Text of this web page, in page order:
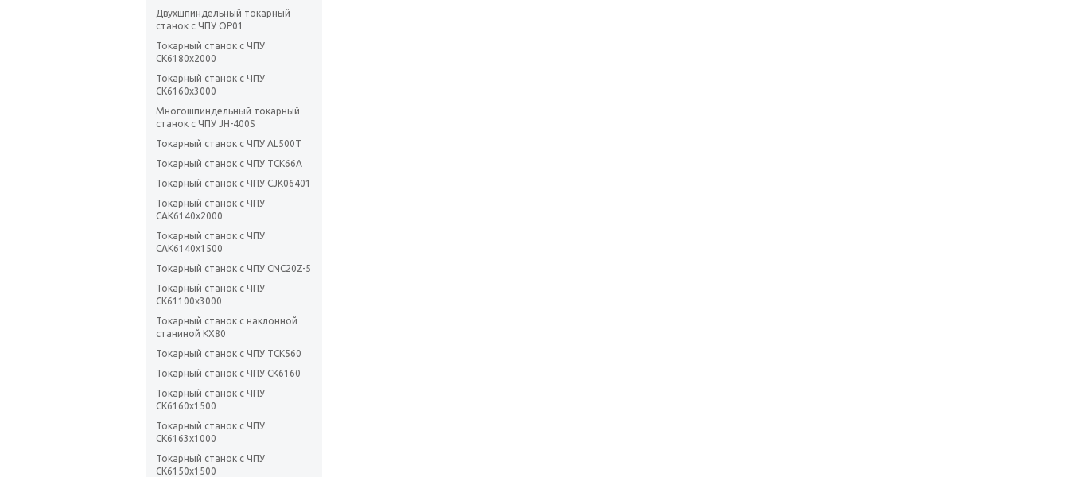
Двухшпиндельный токарный
станок с ЧПУ OP01
Токарный станок с ЧПУ
CK6180х2000
Токарный станок с ЧПУ
CK6160х3000
Многошпиндельный токарный
станок c ЧПУ JH-400S
Токарный станок с ЧПУ AL500T
Токарный станок с ЧПУ TCK66A
Токарный станок с ЧПУ СJК06401
Токарный станок с ЧПУ
СAК6140х2000
Токарный станок с ЧПУ
СAК6140х1500
Токарный станок с ЧПУ CNC20Z-5
Токарный станок с ЧПУ
СК61100х3000
Токарный станок с наклонной
станиной KX80
Токарный станок с ЧПУ TCK560
Токарный станок с ЧПУ СК6160
Токарный станок с ЧПУ
СК6160х1500
Токарный станок с ЧПУ
СК6163x1000
Токарный станок с ЧПУ
СК6150x1500